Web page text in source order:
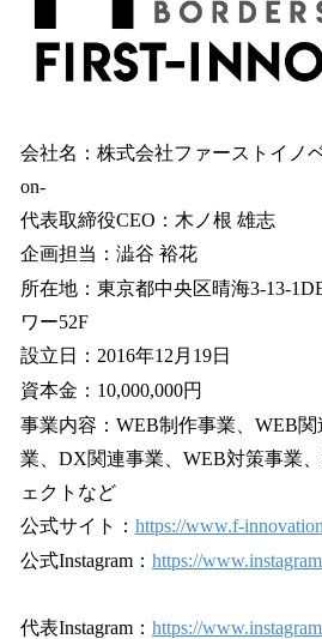
会社名：株式会社ファーストイノ
on-
代表取締役CEO：⽊ノ根 雄志
企画担当：澁谷 裕花
所在地：東京都中央区晴海3-13-
ワー52F
設⽴⽇：2016年12⽉19⽇
資本⾦：10,000,000円
事業内容：WEB制作事業、WEB
業、DX関連事業、WEB対策事業
ェクトなど
公式サイト： https://www.f-
公式Instagram： https://
代表Instagram： https://